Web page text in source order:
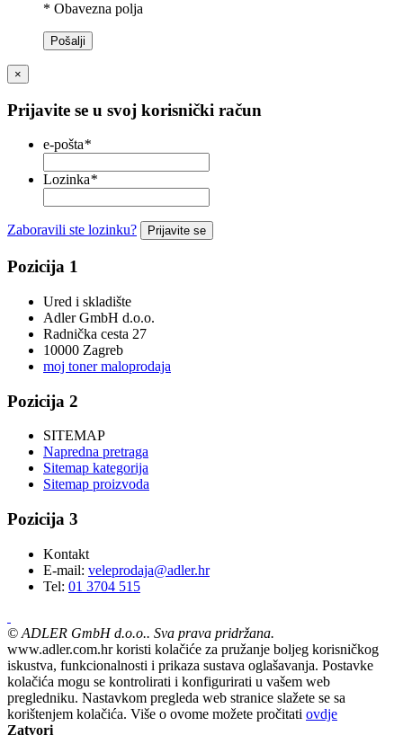
* Obavezna polja
Pošalji
×
Prijavite se u svoj korisnički račun
e-pošta*
Lozinka*
Zaboravili ste lozinku? Prijavite se
Pozicija 1
Ured i skladište
Adler GmbH d.o.o.
Radnička cesta 27
10000 Zagreb
moj toner maloprodaja
Pozicija 2
SITEMAP
Napredna pretraga
Sitemap kategorija
Sitemap proizvoda
Pozicija 3
Kontakt
E-mail: veleprodaja@adler.hr
Tel: 01 3704 515
© ADLER GmbH d.o.o.. Sva prava pridržana.
www.adler.com.hr koristi kolačiće za pružanje boljeg korisničkog
iskustva, funkcionalnosti i prikaza sustava oglašavanja. Postavke
kolačića mogu se kontrolirati i konfigurirati u vašem web
pregledniku. Nastavkom pregleda web stranice slažete se sa
korištenjem kolačića. Više o ovome možete pročitati ovdje
Zatvori